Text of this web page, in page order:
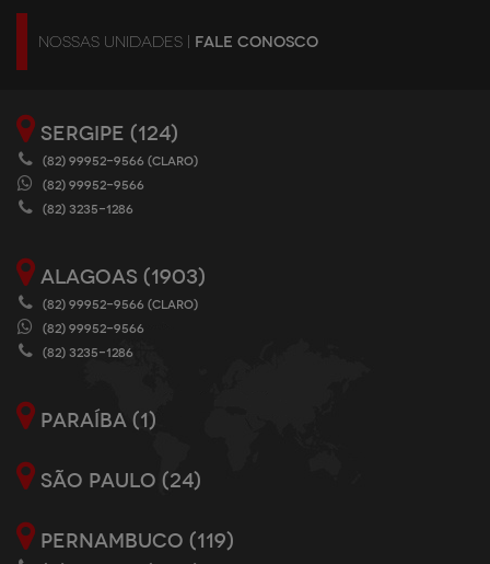
NOSSAS UNIDADES | FALE CONOSCO
SERGIPE (124)
(82) 99952-9566 (CLARO)
(82) 99952-9566
(82) 3235-1286
ALAGOAS (1903)
(82) 99952-9566 (CLARO)
(82) 99952-9566
(82) 3235-1286
PARAÍBA (1)
SÃO PAULO (24)
PERNAMBUCO (119)